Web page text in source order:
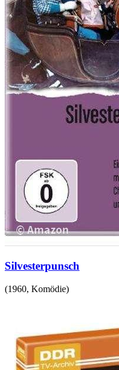
Silvesterpunsch
(1960, Komödie)